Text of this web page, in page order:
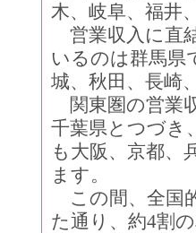
木、岐阜、福井
営業収入に直
いるのは群馬県
城、秋田、長崎
関東圏の営業
千葉県とつづき
も大阪、京都、
ます。
この間、全国
た通り、約4割